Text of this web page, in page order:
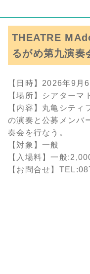
THEATRE
るがめ第九演奏
【日時】2026年9月
【場所】シアター
【内容】丸亀シティ
の演奏と公募メンバ
奏会を行なう。
【対象】一般
【入場料】一般
【お問合せ】